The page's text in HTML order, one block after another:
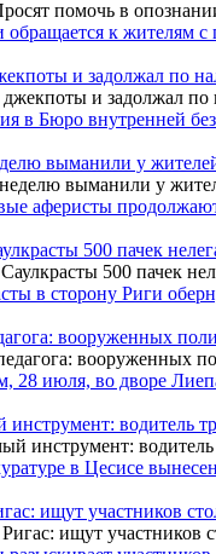
к жителям
и задолжал по
в Бюро внутренней
выманили у
аферисты
500 пачек
в сторону Риги
вооруженных
28 июля, во дворе
водитель
в Цесисе
ищут участников